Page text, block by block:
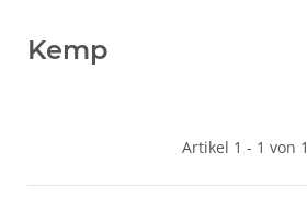
Kemp
Artikel 1 - 1 von 1